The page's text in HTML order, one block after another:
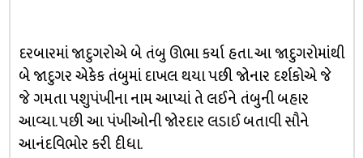
દરબારમાં જાદુગરોએ બે તંબુ ઊભા કર્યા હતા. આ જાદુગરોમાંથી
બે જાદુગર એકેક તંબુમાં દાખલ થયા પછી જોનાર દર્શકોએ જે
જે ગમતા પશુપંખીના નામ આપ્યાં તે લઈને તંબુની બહાર
આવ્યા. પછી આ પંખીઓની જોરદાર લડાઈ બતાવી સૌને
આનંદવિભોર કરી દીધા.